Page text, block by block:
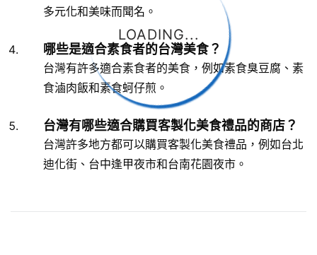
LOADING...
多元化和美味而聞名。
哪些是適合素食者的台灣美食？
台灣有許多適合素食者的美食，例如素食臭豆腐、素
食滷肉飯和素食蚵仔煎。
台灣有哪些適合購買客製化美食禮品的商店？
台灣許多地方都可以購買客製化美食禮品，例如台北
迪化街、台中逢甲夜市和台南花園夜市。